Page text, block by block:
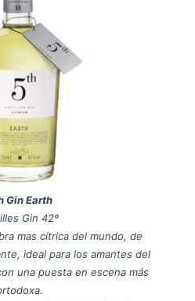
Gin Earth
Gin 42º
mas cítrica del mundo, de
ideal para los amantes del
una puesta en escena más